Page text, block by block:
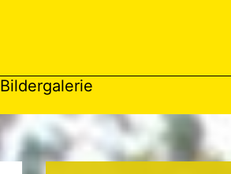
Bildergalerie